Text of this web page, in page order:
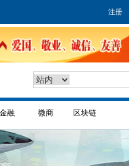
注册
金融 微商 区块链